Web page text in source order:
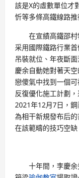
該是X的虛數單位才
忻等多條高鐵線路
在宣績高鐵邵
采用國際鐵路行業
吊裝就位、年夜斷
慶余自動她對著天空
戀傻氣中找到一個
反復優化施工計劃
2021年12月7日，
為相干新規發布后
在該範疇的技巧空缺
十年間，李慶